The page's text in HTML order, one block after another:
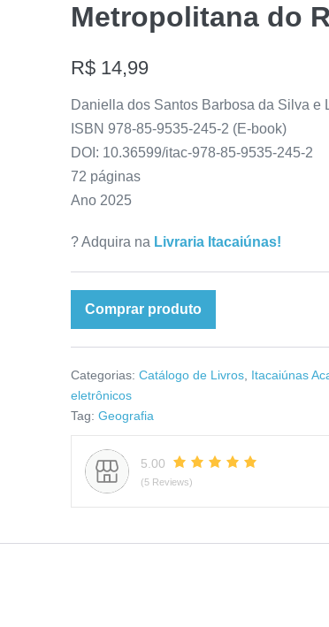
Metropolitana do
R$ 14,99
Daniella dos Santos Barbosa da Silva e
ISBN 978-85-9535-245-2 (E-book)
DOI: 10.36599/itac-978-85-9535-245-2
72 páginas
Ano 2025
?️ Adquira na Livraria Itacaiúnas!
Comprar produto
Categorias:Catálogo de Livros Itacaiúnas
eletrônicos
Tag:Geografia
5.00
(5 Reviews)